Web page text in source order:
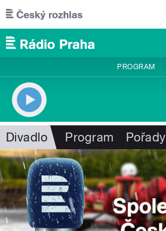
Přejít k hlavnímu obsahu
PROGRAM
Divadlo Program Pořady